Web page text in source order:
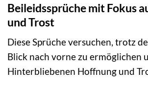
Beileidssprüche mit Fokus
und Trost
Diese Sprüche versuchen, trotz
Blick nach vorne zu ermöglichen
Hinterbliebenen Hoffnung und